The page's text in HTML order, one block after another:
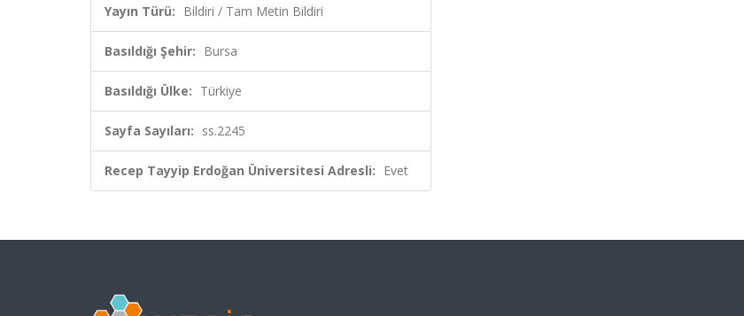
Yayın Türü: Bildiri / Tam Metin Bildiri
Basıldığı Şehir: Bursa
Basıldığı Ülke: Türkiye
Sayfa Sayıları: ss.2245
Recep Tayyip Erdoğan Üniversitesi Adresli: Evet